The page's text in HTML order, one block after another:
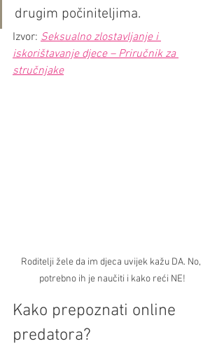
drugim počiniteljima.
Izvor: Seksualno zlostavljanje i
iskorištavanje djece – Priručnik za
stručnjake
Roditelji žele da im djeca uvijek kažu DA. No,
potrebno ih je naučiti i kako reći NE!
Kako prepoznati online
predatora?